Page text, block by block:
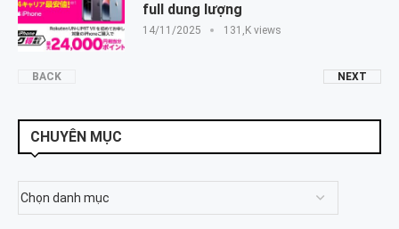
full dung lượng
14/11/2025 131,K views
BACK NEXT
CHUYÊN MỤC